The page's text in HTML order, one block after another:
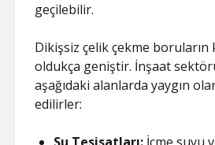
geçilebilir.
Dikişsiz çelik çekme boruların
oldukça geniştir. İnşaat
aşağıdaki alanlarda yaygın
edilirler: